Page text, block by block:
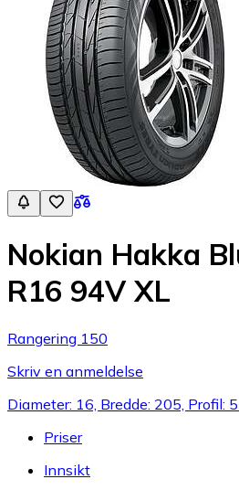
Nokian Hakka
R16 94V XL
Rangering 150
Skriv en anmeldelse
Diameter: 16, Bredde: 205, Profil:
Priser
Innsikt